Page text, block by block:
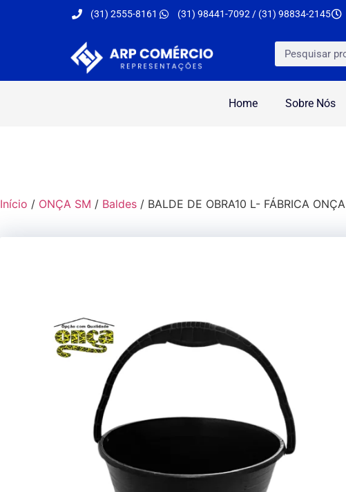
(31) 2555-8161 (31) 98441-7092 / (31) 98834-2145
Home Sobre Nós
Início / ONÇA SM / Baldes / BALDE DE OBRA10 L- FÁBRICA ONÇA